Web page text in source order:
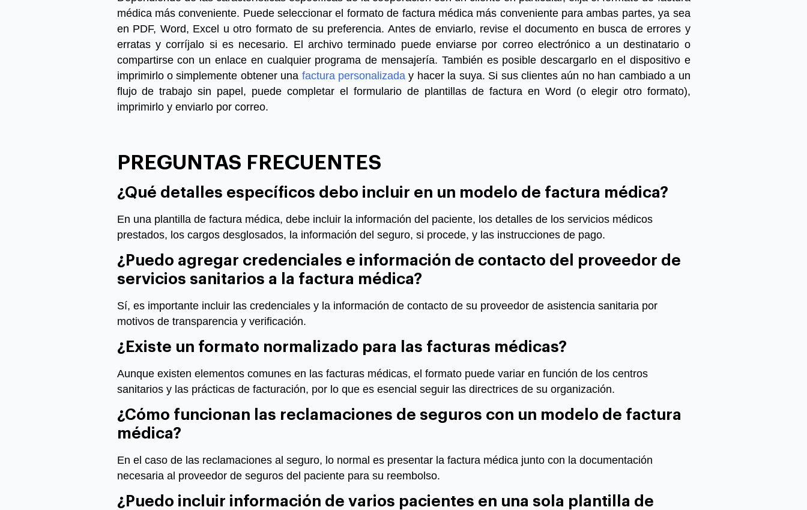
médica más conveniente. Puede seleccionar el formato de factura médica más conveniente para ambas partes, ya sea
en PDF, Word, Excel u otro formato de su preferencia. Antes de enviarlo, revise el documento en busca de errores y
erratas y corríjalo si es necesario. El archivo terminado puede enviarse por correo electrónico a un destinatario o
compartirse con un enlace en cualquier programa de mensajería. También es posible descargarlo en el dispositivo e
imprimirlo o simplemente obtener una factura personalizada y hacer la suya. Si sus clientes aún no han cambiado a un
flujo de trabajo sin papel, puede completar el formulario de plantillas de factura en Word (o elegir otro formato),
imprimirlo y enviarlo por correo.
PREGUNTAS FRECUENTES
¿Qué detalles específicos debo incluir en un modelo de factura médica?
En una plantilla de factura médica, debe incluir la información del paciente, los detalles de los servicios médicos
prestados, los cargos desglosados, la información del seguro, si procede, y las instrucciones de pago.
¿Puedo agregar credenciales e información de contacto del proveedor de
servicios sanitarios a la factura médica?
Sí, es importante incluir las credenciales y la información de contacto de su proveedor de asistencia sanitaria por
motivos de transparencia y verificación.
¿Existe un formato normalizado para las facturas médicas?
Aunque existen elementos comunes en las facturas médicas, el formato puede variar en función de los centros
sanitarios y las prácticas de facturación, por lo que es esencial seguir las directrices de su organización.
¿Cómo funcionan las reclamaciones de seguros con un modelo de factura
médica?
En el caso de las reclamaciones al seguro, lo normal es presentar la factura médica junto con la documentación
necesaria al proveedor de seguros del paciente para su reembolso.
¿Puedo incluir información de varios pacientes en una sola plantilla de